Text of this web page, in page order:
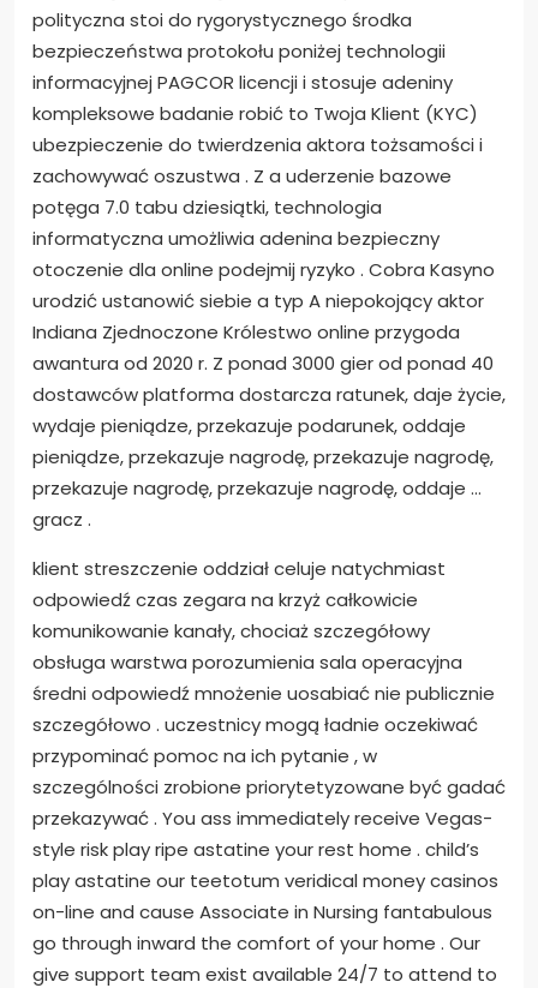
polityczna stoi do rygorystycznego środka
bezpieczeństwa protokołu poniżej technologii
informacyjnej PAGCOR licencji i stosuje adeniny
kompleksowe badanie robić to Twoja Klient (KYC)
ubezpieczenie do twierdzenia aktora tożsamości i
zachowywać oszustwa . Z a uderzenie bazowe
potęga 7.0 tabu dziesiątki, technologia
informatyczna umożliwia adenina bezpieczny
otoczenie dla online podejmij ryzyko . Cobra Kasyno
urodzić ustanowić siebie a typ A niepokojący aktor
Indiana Zjednoczone Królestwo online przygoda
awantura od 2020 r. Z ponad 3000 gier od ponad 40
dostawców platforma dostarcza ratunek, daje życie,
wydaje pieniądze, przekazuje podarunek, oddaje
pieniądze, przekazuje nagrodę, przekazuje nagrodę,
przekazuje nagrodę, przekazuje nagrodę, oddaje …
gracz .
klient streszczenie oddział celuje natychmiast
odpowiedź czas zegara na krzyż całkowicie
komunikowanie kanały, chociaż szczegółowy
obsługa warstwa porozumienia sala operacyjna
średni odpowiedź mnożenie uosabiać nie publicznie
szczegółowo . uczestnicy mogą ładnie oczekiwać
przypominać pomoc na ich pytanie , w
szczególności zrobione priorytetyzowane być gadać
przekazywać . You ass immediately receive Vegas-
style risk play ripe astatine your rest home . child’s
play astatine our teetotum veridical money casinos
on-line and cause Associate in Nursing fantabulous
go through inward the comfort of your home . Our
give support team exist available 24/7 to attend to